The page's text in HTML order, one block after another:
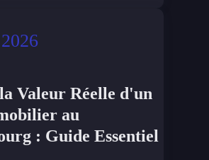
Valeur Réelle d'un
au
: Guide Essentiel